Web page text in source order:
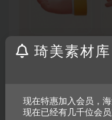
琦美素材
现在特惠加入会员，
现在已经有几千位会